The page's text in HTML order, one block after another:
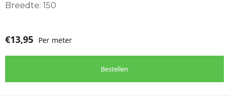
Breedte: 150
€13,95 Per meter
Bestellen